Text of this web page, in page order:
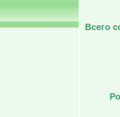
Всего